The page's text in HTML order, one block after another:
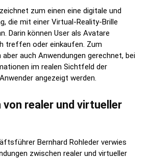
zum einen eine digitale und
die mit einer Virtual-Reality-Brille
Darin können User als Avatare
treffen oder einkaufen. Zum
aber auch Anwendungen gerechnet, bei
im realen Sichtfeld der
angezeigt werden.
von realer und virtueller
Bernhard Rohleder verwies
zwischen realer und virtueller